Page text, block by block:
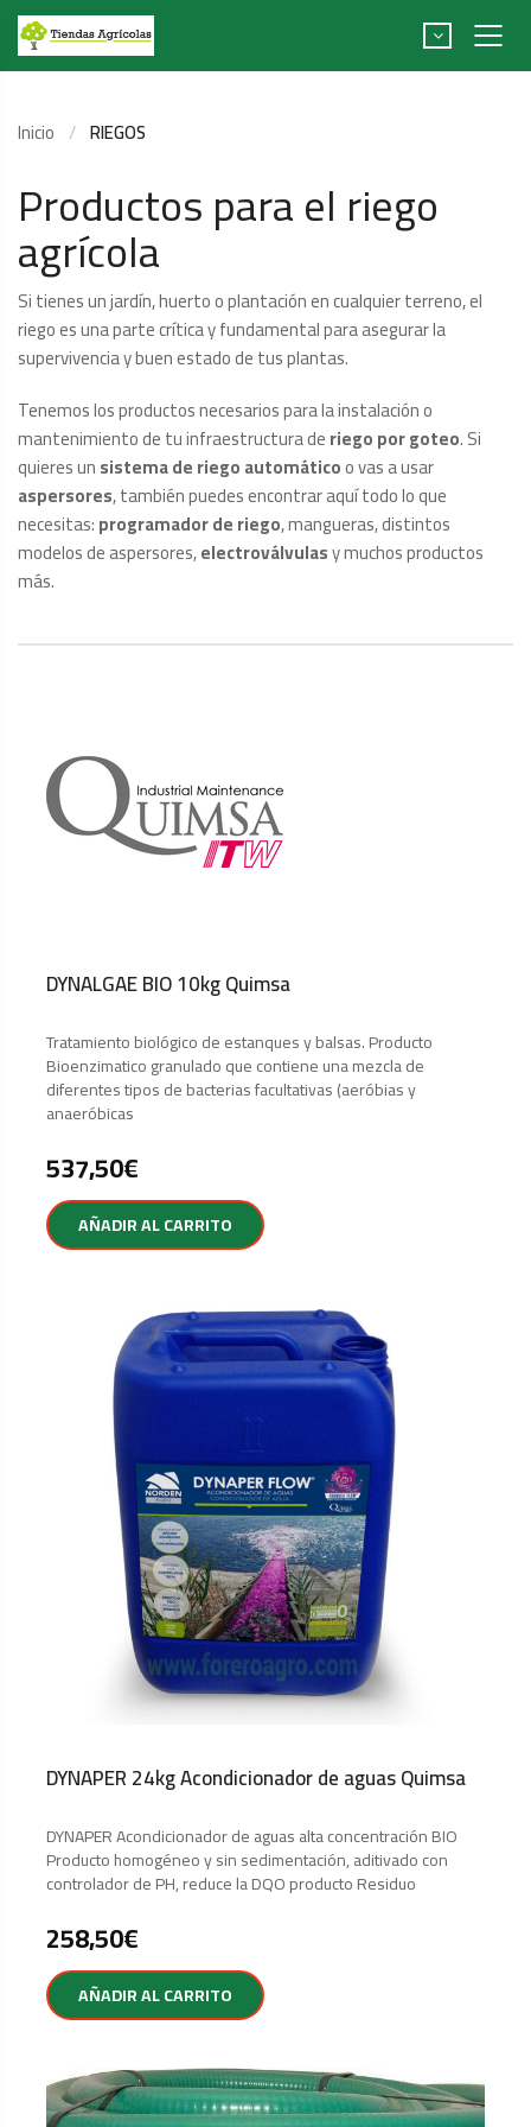
Inicio RIEGOS
Productos para el riego
agrícola
Si tienes un jardín, huerto o plantación en cualquier terreno, el
riego es una parte crítica y fundamental para asegurar la
supervivencia y buen estado de tus plantas.
Tenemos los productos necesarios para la instalación o
mantenimiento de tu infraestructura deriego por goteo. Si
quieres unsistema de riego automáticoo vas a usar
aspersores, también puedes encontrar aquí todo lo que
necesitas:programador de riego, mangueras, distintos
modelos de aspersores,electroválvulasy muchos productos
más.
DYNALGAE BIO 10kg Quimsa
Tratamiento biológico de estanques y balsas. Producto
Bioenzimatico granulado que contiene una mezcla de
diferentes tipos de bacterias facultativas (aeróbias y
anaeróbicas
537,50€
AÑADIR AL CARRITO
DYNAPER 24kg Acondicionador de aguas Quimsa
DYNAPER Acondicionador de aguas alta concentración BIO
Producto homogéneo y sin sedimentación, aditivado con
controlador de PH, reduce la DQO producto Residuo
258,50€
AÑADIR AL CARRITO